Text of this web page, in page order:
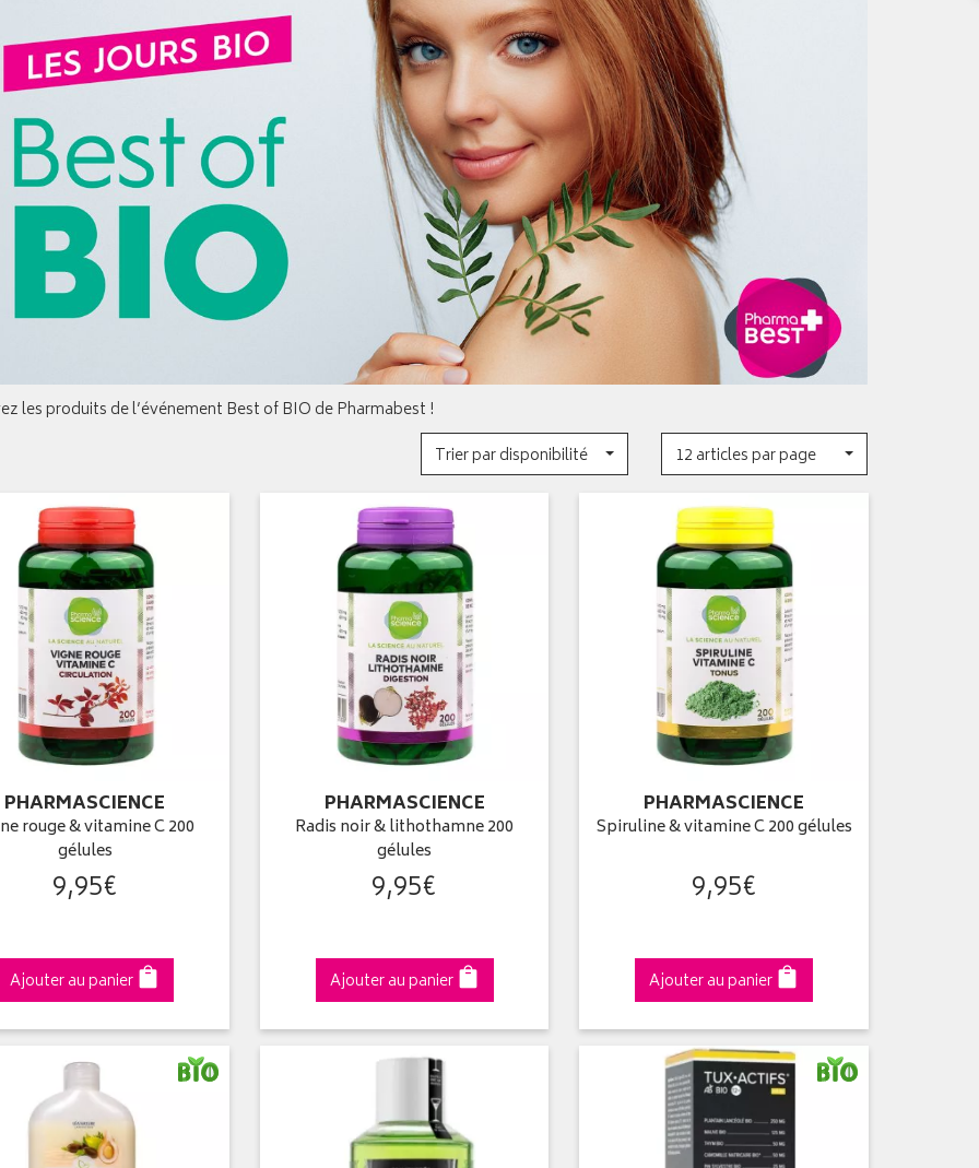
les produits de l’événement Best of BIO de Pharmabest !
Trier par disponibilité
12 articles par page
PHARMASCIENCE
rouge & vitamine C 200
gélules
9,95€
Ajouter au panier
PHARMASCIENCE
Radis noir & lithothamne 200
gélules
9,95€
Ajouter au panier
PHARMASCIENCE
Spiruline & vitamine C 200 gélules
9,95€
Ajouter au panier